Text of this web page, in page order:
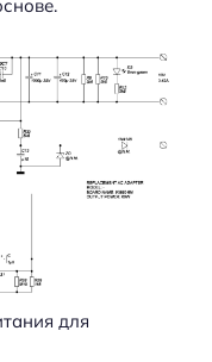
для